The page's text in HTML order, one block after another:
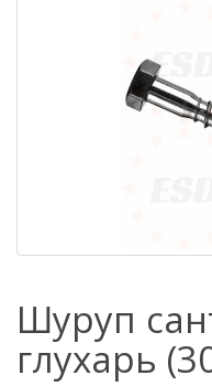
Шуруп
глухарь